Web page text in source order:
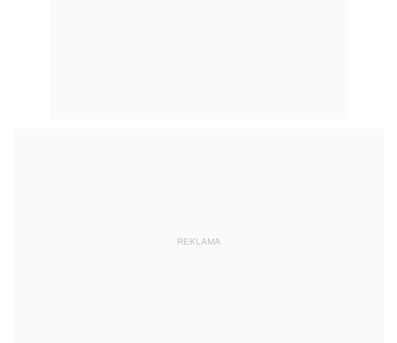
REKLAMA